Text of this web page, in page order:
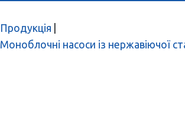
Продукція
Моноблочні насоси із нержавіючої